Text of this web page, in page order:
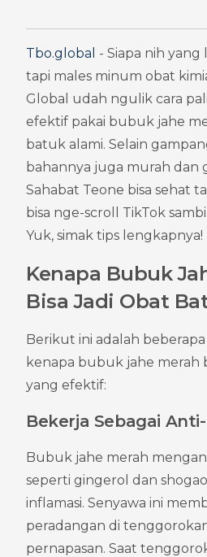
Tbo.global - Siapa nih
tapi males minum obat
Global udah ngulik cara
efektif pakai bubuk jahe
batuk alami. Selain
bahannya juga murah dan
Sahabat Teone bisa sehat
bisa nge-scroll TikTok
Yuk, simak tips lengkapnya!
Kenapa Bubuk
Bisa Jadi Obat
Berikut ini adalah
kenapa bubuk jahe merah
yang efektif:
Bekerja Sebagai
Bubuk jahe merah
seperti gingerol dan
inflamasi. Senyawa ini
peradangan di
pernapasan. Saat